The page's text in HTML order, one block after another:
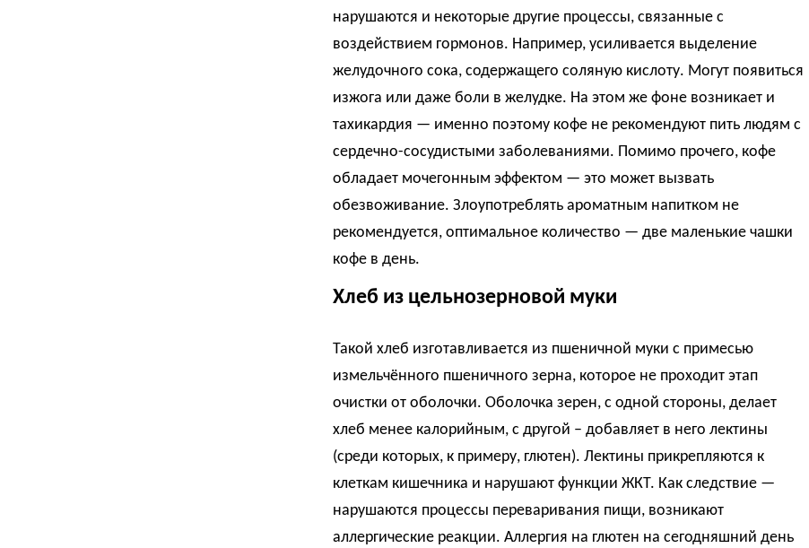
нарушаются и некоторые другие процессы, связанные с
воздействием гормонов. Например, усиливается выделение
желудочного сока, содержащего соляную кислоту. Могут появиться
изжога или даже боли в желудке. На этом же фоне возникает и
тахикардия — именно поэтому кофе не рекомендуют пить людям с
сердечно-сосудистыми заболеваниями. Помимо прочего, кофе
обладает мочегонным эффектом — это может вызвать
обезвоживание. Злоупотреблять ароматным напитком не
рекомендуется, оптимальное количество — две маленькие чашки
кофе в день.
Хлеб из цельнозерновой муки
Такой хлеб изготавливается из пшеничной муки с примесью
измельчённого пшеничного зерна, которое не проходит этап
очистки от оболочки. Оболочка зерен, с одной стороны, делает
хлеб менее калорийным, с другой – добавляет в него лектины
(среди которых, к примеру, глютен). Лектины прикрепляются к
клеткам кишечника и нарушают функции ЖКТ. Как следствие —
нарушаются процессы переваривания пищи, возникают
аллергические реакции. Аллергия на глютен на сегодняшний день